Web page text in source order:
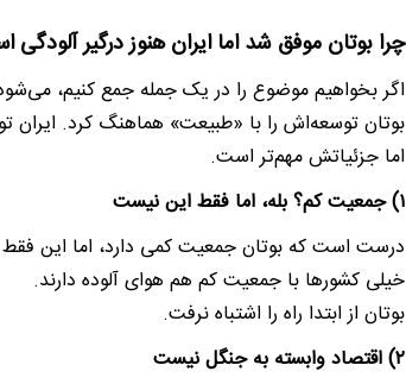
چرا بوتان موفق شد اما ایران هنوز درگیر آلودگی
اگر بخواهیم موضوع را در یک جمله جمع کنیم،
بوتان توسعه‌اش را با «طبیعت» هماهنگ کرد. ایران
اما جزئیاتش مهم‌تر است.
۱) جمعیت کم؟ بله، اما فقط این نیست
درست است که بوتان جمعیت کمی دارد، اما این
خیلی کشورها با جمعیت کم هم هوای آلوده دارند.
بوتان از ابتدا راه را اشتباه نرفت.
۲) اقتصاد وابسته به جنگل نیست